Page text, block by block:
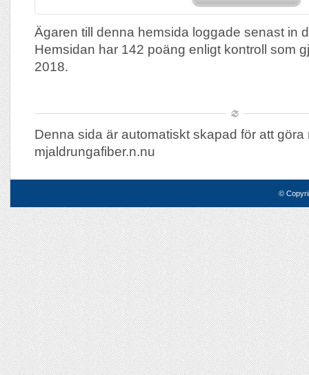
Ägaren till denna hemsida loggade senast in
Hemsidan har 142 poäng enligt kontroll som
2018.
Denna sida är automatiskt skapad för att göra
mjaldrungafiber.n.nu
©